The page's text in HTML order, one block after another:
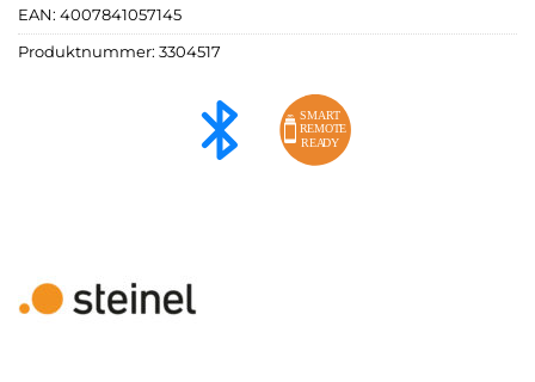
EAN: 4007841057145
Produktnummer: 3304517